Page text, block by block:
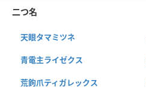
二つ名
天眼タマミツネ
青電主ライゼクス
荒鉤爪ティガレックス